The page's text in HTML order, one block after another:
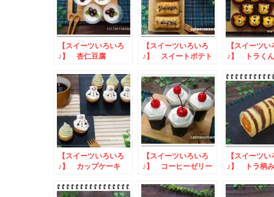
【スイーツいろいろ
♪】 杏仁豆腐
【スイーツいろいろ
♪】 スイートポテト
【スイーツ
♪】 トラく
【スイーツいろいろ
♪】 カップケーキ
【スイーツいろいろ
♪】 コーヒーゼリー
【スイーツ
♪】 トラ柄